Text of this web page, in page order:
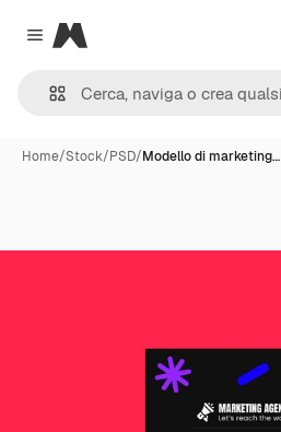
Close menu
Magnific
Home/Stock/PSD/Modello di marketing…